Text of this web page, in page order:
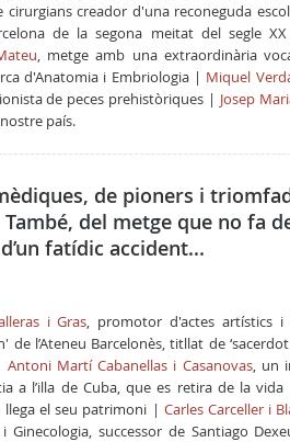
cirurgians creador d'una reconeguda
de la segona meitat del segle
, metge amb una extraordinària
d'Anatomia i Embriologia | Miquel
de peces prehistòriques | Josep
país.
de pioners i
del metge que no fa
fatídic accident...
i Gras, promotor d'actes artístics i
de l’Ateneu Barcelonès, titllat de
|Antoni Martí Cabanellas i Casanovas, un
a l’illa de Cuba, que es retira de la
el seu patrimoni | Carles Carceller i
Ginecologia, successor de Santiago